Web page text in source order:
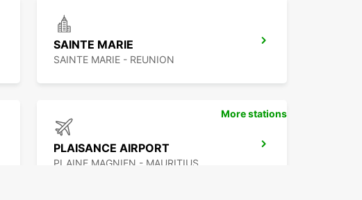
SAINTE MARIE
SAINTE MARIE - REUNION
PLAISANCE AIRPORT
PLAINE MAGNIEN - MAURITIUS
More stations